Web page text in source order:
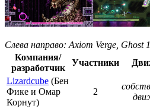
Слева направо: Axiom Verge, Ghost
Компания/
разработчик
Участники
Lizardcube (Бен
Фике и Омар
Корнут)
2